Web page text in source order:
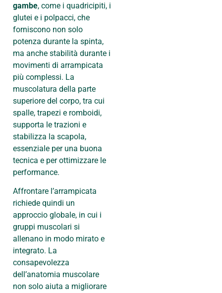
gambe, come i quadricipiti, i
glutei e i polpacci, che
forniscono non solo
potenza durante la spinta,
ma anche stabilità durante i
movimenti di arrampicata
più complessi. La
muscolatura della parte
superiore del corpo, tra cui
spalle, trapezi e romboidi,
supporta le trazioni e
stabilizza la scapola,
essenziale per una buona
tecnica e per ottimizzare le
performance.
Affrontare l’arrampicata
richiede quindi un
approccio globale, in cui i
gruppi muscolari si
allenano in modo mirato e
integrato. La
consapevolezza
dell’anatomia muscolare
non solo aiuta a migliorare